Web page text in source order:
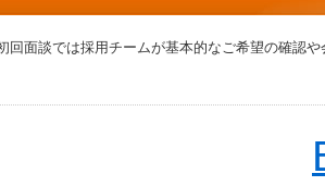
回面談では採用チームが基本的なご希望の確認